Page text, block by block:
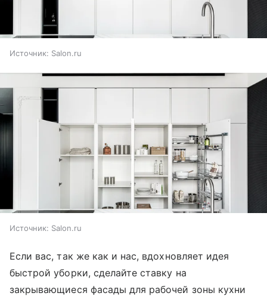
Источник: Salon.ru
Источник: Salon.ru
Если вас, так же как и нас, вдохновляет идея
быстрой уборки, сделайте ставку на
закрывающиеся фасады для рабочей зоны кухни